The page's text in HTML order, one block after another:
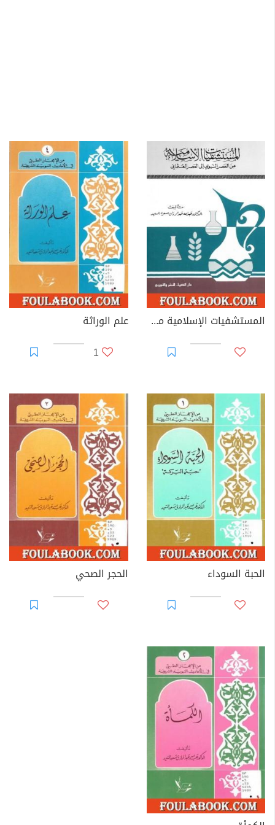
المستشفيات الإسلامية من العصر النبوي إلى العصر العثماني
علم الوراثة
1
الحبة السوداء الحجر الصحي